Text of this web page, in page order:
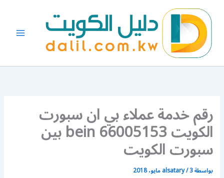
المحتوى
رقم خدمة عملاء بي ان سبورت
الكويت 66005153 bein بين
سبورت الكويت
بواسطة alsatary/3 مايو، 2018